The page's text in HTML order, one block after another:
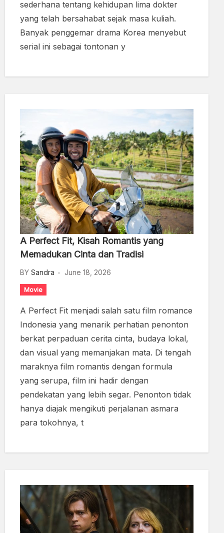
sederhana tentang kehidupan lima dokter
yang telah bersahabat sejak masa kuliah.
Banyak penggemar drama Korea menyebut
serial ini sebagai tontonan y
A Perfect Fit, Kisah Romantis yang
Memadukan Cinta dan Tradisi
BY Sandra June 18, 2026
Movie
A Perfect Fit menjadi salah satu film romance
Indonesia yang menarik perhatian penonton
berkat perpaduan cerita cinta, budaya lokal,
dan visual yang memanjakan mata. Di tengah
maraknya film romantis dengan formula
yang serupa, film ini hadir dengan
pendekatan yang lebih segar. Penonton tidak
hanya diajak mengikuti perjalanan asmara
para tokohnya, t